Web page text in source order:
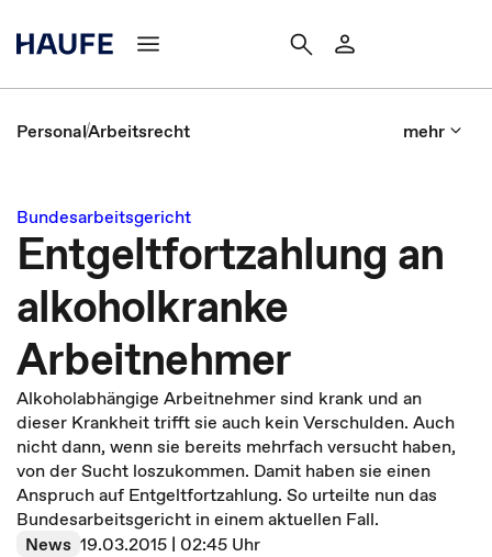
PersonalArbeitsrecht mehr
Bundesarbeitsgericht
Entgeltfortzahlung an
alkoholkranke
Arbeitnehmer
Alkoholabhängige Arbeitnehmer sind krank und an
dieser Krankheit trifft sie auch kein Verschulden. Auch
nicht dann, wenn sie bereits mehrfach versucht haben,
von der Sucht loszukommen. Damit haben sie einen
Anspruch auf Entgeltfortzahlung. So urteilte nun das
Bundesarbeitsgericht in einem aktuellen Fall.
News 19.03.2015 | 02:45 Uhr